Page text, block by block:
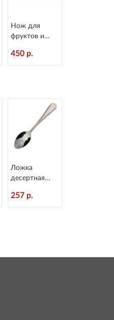
Нож для
фруктов и
L=160/60 мм
Eternum 2080-
450 р.
Ложка
десертная
L=180/65 мм
Eternum 1673-
257 р.